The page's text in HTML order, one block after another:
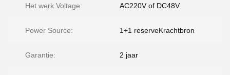
Het werk Voltage: AC220V of DC48V
Power Source: 1+1 reserveKrachtbron
Garantie: 2 jaar